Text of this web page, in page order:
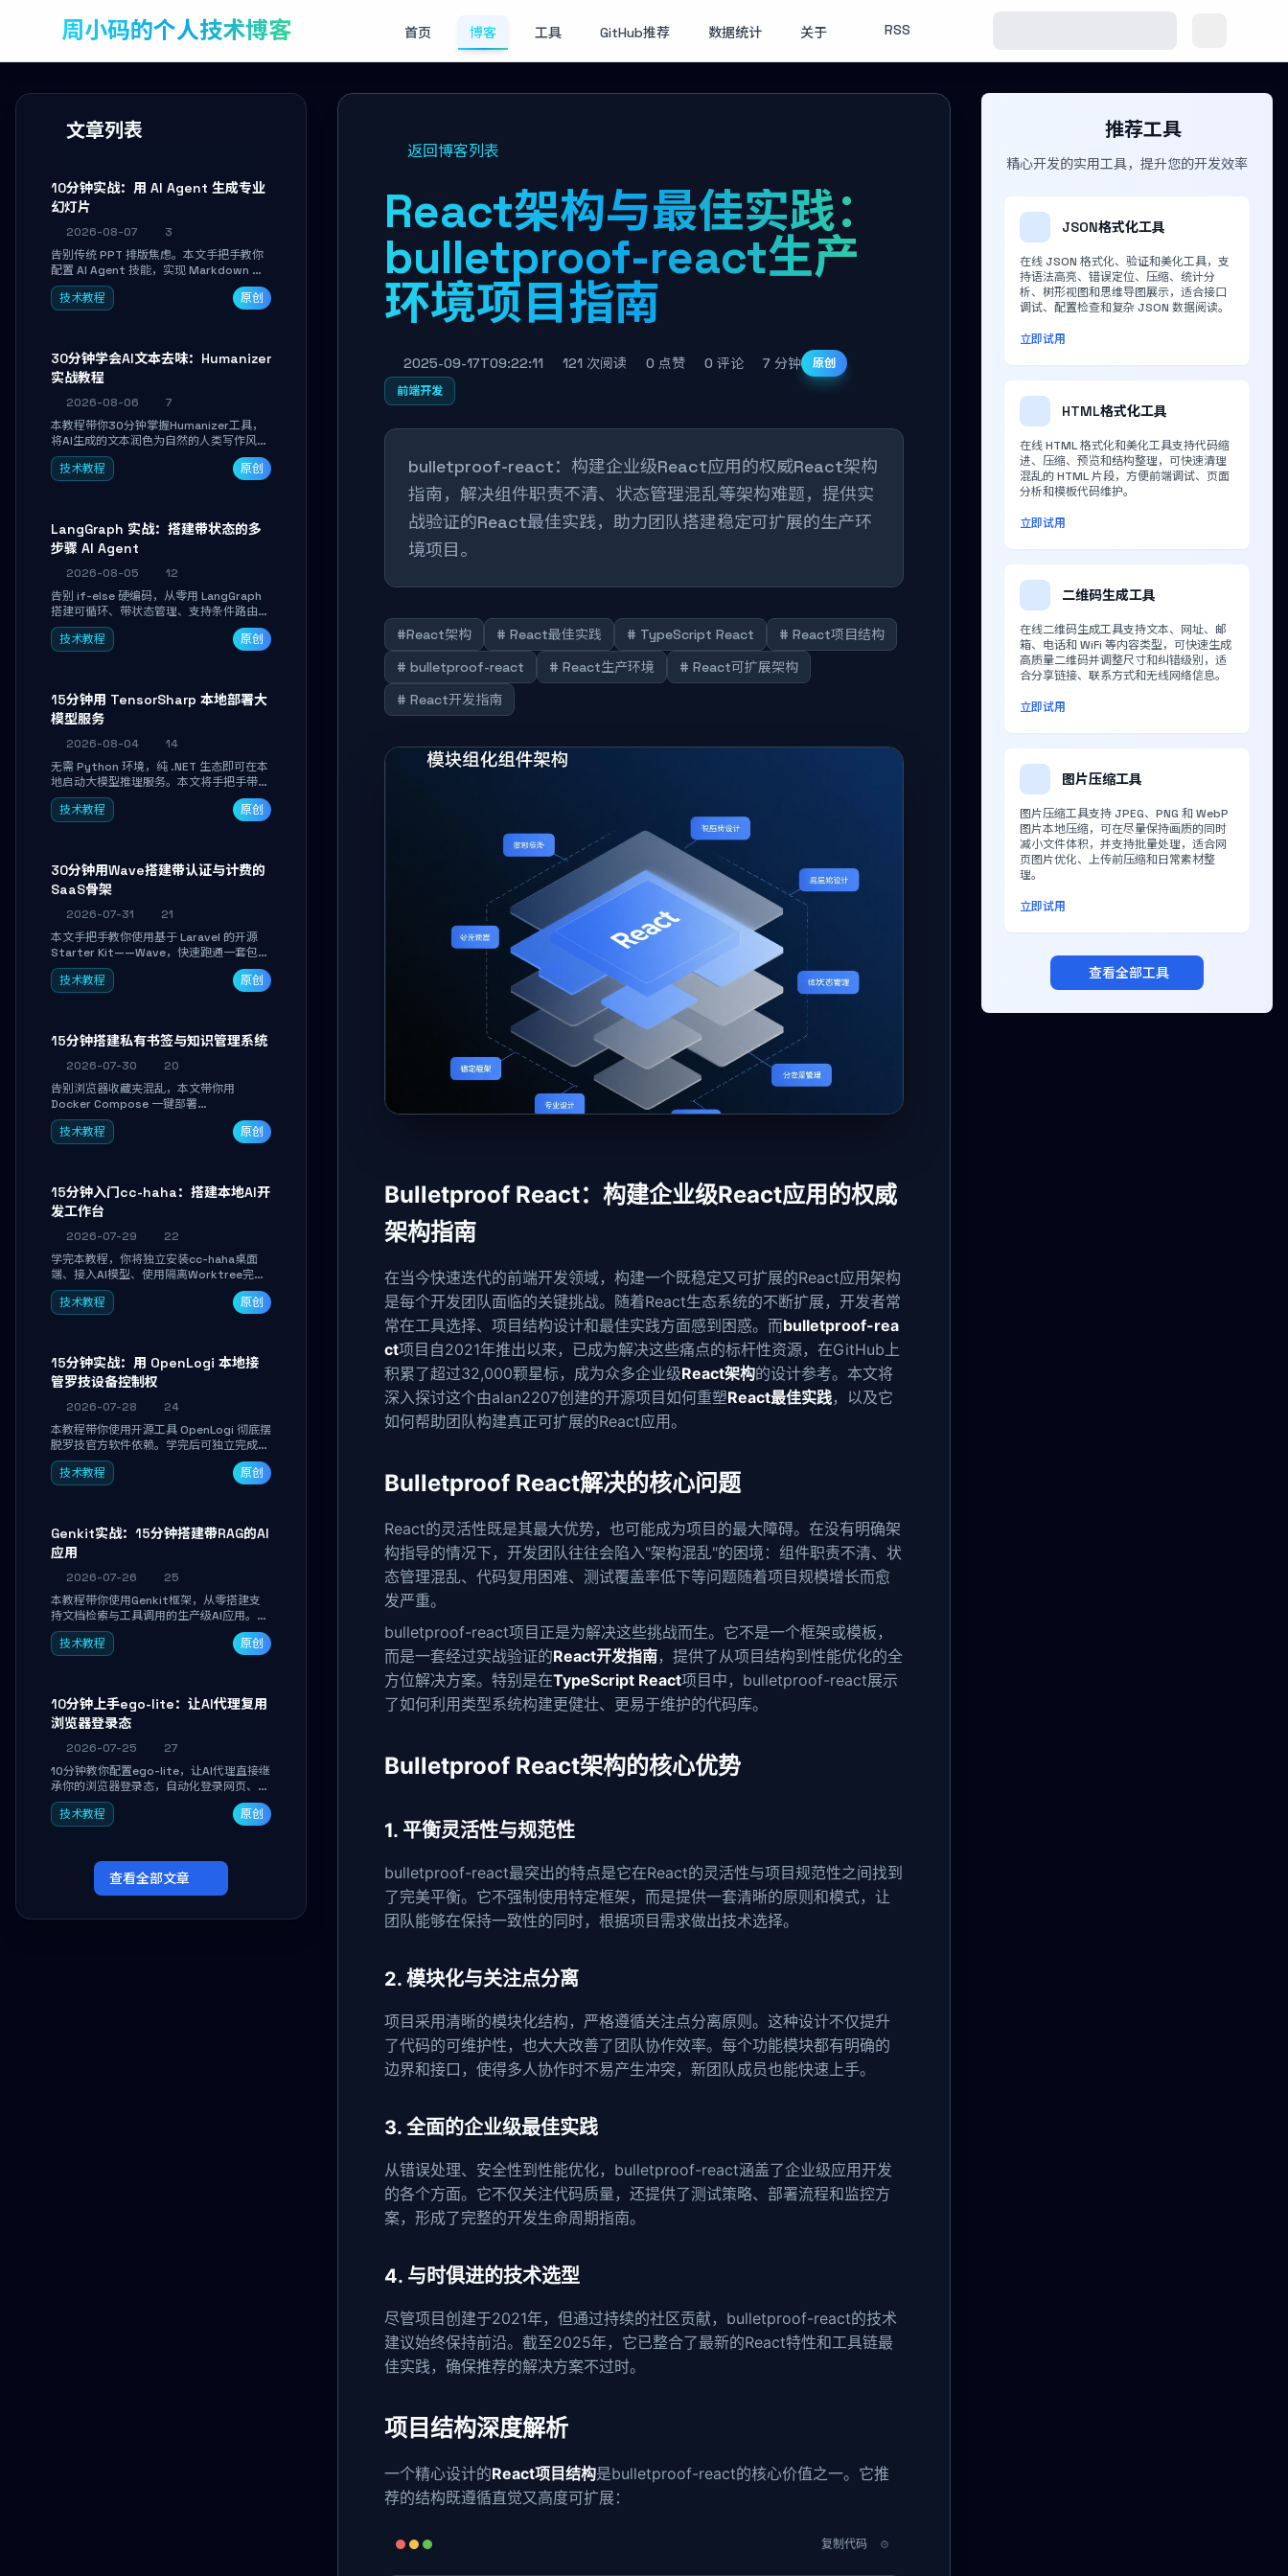
周小码的个人技术博客 首页 博客 工具 GitHub推荐 数据统计 关于 RSS
文章列表
10分钟实战：用 AI Agent 生成专业
幻灯片
2026-08-07
3
告别传统 PPT 排版焦虑。本文手把手教你
配置 AI Agent 技能，实现 Markdown 内
容自动转为带高级排版、AI 配图与 WebGL
运行时的 HTML 幻灯片。只需专注内容，
技术教程 原创
30分钟学会AI文本去味：Humanizer
实战教程
2026-08-06
7
本教程带你30分钟掌握Humanizer工具，
将AI生成的文本润色为自然的人类写作风
格。通过安装配置、实战示例和语音校准，
让你的内容告别AI痕迹，匹配个人写作习
技术教程 原创
LangGraph 实战：搭建带状态的多
步骤 AI Agent
2026-08-05
12
告别 if-else 硬编码，从零用 LangGraph
搭建可循环、带状态管理、支持条件路由的
多步骤 AI 代理。学完能独立编写包含自动
决策、工具调用和持久化状态的复杂工作
技术教程 原创
15分钟用 TensorSharp 本地部署大
模型服务
2026-08-04
14
无需 Python 环境，纯 .NET 生态即可在本
地启动大模型推理服务。本文将手把手带你
下载模型、配置 GPU 加速、启动 OpenAI
兼容 API，并在 C# 业务代码中无缝调用。
技术教程 原创
30分钟用Wave搭建带认证与计费的
SaaS骨架
2026-07-31
21
本文手把手教你使用基于 Laravel 的开源
Starter Kit——Wave，快速跑通一套包含
用户认证、订阅计费、角色权限和后台管理
的完整 SaaS 骨架。附带 Stripe 测试支付
技术教程 原创
15分钟搭建私有书签与知识管理系统
2026-07-30
20
告别浏览器收藏夹混乱，本文带你用
Docker Compose 一键部署
Linkwarden。15 分钟完成私有书签系统搭
建，掌握网页快照归档、高亮批注、分类管
技术教程 原创
15分钟入门cc-haha：搭建本地AI开
发工作台
2026-07-29
22
学完本教程，你将独立安装cc-haha桌面
端、接入AI模型、使用隔离Worktree完成
真实开发任务，并通过Diff审阅面板安全落
地AI代码改写。告别终端黑盒操作，让AI在
技术教程 原创
15分钟实战：用 OpenLogi 本地接
管罗技设备控制权
2026-07-28
24
本教程带你使用开源工具 OpenLogi 彻底摆
脱罗技官方软件依赖。学完后可独立完成设
备识别、按键重映射、DPI曲线配置与
SmartShift调节，实现完全离线控制，保
技术教程 原创
Genkit实战：15分钟搭建带RAG的AI
应用
2026-07-26
25
本教程带你使用Genkit框架，从零搭建支
持文档检索与工具调用的生产级AI应用。通
过环境配置、核心代码编写与调试避坑指
南，学完即可掌握多模型切换、RAG管道构
技术教程 原创
10分钟上手ego-lite：让AI代理复用
浏览器登录态
2026-07-25
27
10分钟教你配置ego-lite，让AI代理直接继
承你的浏览器登录态，自动化登录网页、抓
取数据，无需分享密码，多任务并行不干扰
日常使用。
技术教程 原创
查看全部文章
返回博客列表
React架构与最佳实践：
bulletproof-react生产
环境项目指南
2025-09-17T09:22:11 121 次阅读 0 点赞 0 评论 7 分钟
原创
前端开发
bulletproof-react：构建企业级React应用的权威React架构
指南，解决组件职责不清、状态管理混乱等架构难题，提供实
战验证的React最佳实践，助力团队搭建稳定可扩展的生产环
境项目。
#React架构 # React最佳实践 # TypeScript React
# React项目结构
# bulletproof-react
# React生产环境
# React可扩展架构
# React开发指南
Bulletproof React：构建企业级React应用的权威
架构指南
在当今快速迭代的前端开发领域，构建一个既稳定又可扩展的React应用架构
是每个开发团队面临的关键挑战。随着React生态系统的不断扩展，开发者常
常在工具选择、项目结构设计和最佳实践方面感到困惑。而bulletproof-rea
ct项目自2021年推出以来，已成为解决这些痛点的标杆性资源，在GitHub上
积累了超过32,000颗星标，成为众多企业级React架构的设计参考。本文将
深入探讨这个由alan2207创建的开源项目如何重塑React最佳实践，以及它
如何帮助团队构建真正可扩展的React应用。
Bulletproof React解决的核心问题
React的灵活性既是其最大优势，也可能成为项目的最大障碍。在没有明确架
构指导的情况下，开发团队往往会陷入"架构混乱"的困境：组件职责不清、状
态管理混乱、代码复用困难、测试覆盖率低下等问题随着项目规模增长而愈
发严重。
bulletproof-react项目正是为解决这些挑战而生。它不是一个框架或模板，
而是一套经过实战验证的React开发指南，提供了从项目结构到性能优化的全
方位解决方案。特别是在TypeScript React项目中，bulletproof-react展示
了如何利用类型系统构建更健壮、更易于维护的代码库。
Bulletproof React架构的核心优势
1. 平衡灵活性与规范性
bulletproof-react最突出的特点是它在React的灵活性与项目规范性之间找到
了完美平衡。它不强制使用特定框架，而是提供一套清晰的原则和模式，让
团队能够在保持一致性的同时，根据项目需求做出技术选择。
2. 模块化与关注点分离
项目采用清晰的模块化结构，严格遵循关注点分离原则。这种设计不仅提升
了代码的可维护性，也大大改善了团队协作效率。每个功能模块都有明确的
边界和接口，使得多人协作时不易产生冲突，新团队成员也能快速上手。
3. 全面的企业级最佳实践
从错误处理、安全性到性能优化，bulletproof-react涵盖了企业级应用开发
的各个方面。它不仅关注代码质量，还提供了测试策略、部署流程和监控方
案，形成了完整的开发生命周期指南。
4. 与时俱进的技术选型
尽管项目创建于2021年，但通过持续的社区贡献，bulletproof-react的技术
建议始终保持前沿。截至2025年，它已整合了最新的React特性和工具链最
佳实践，确保推荐的解决方案不过时。
项目结构深度解析
一个精心设计的React项目结构是bulletproof-react的核心价值之一。它推
荐的结构既遵循直觉又高度可扩展：
复制代码
推荐工具
精心开发的实用工具，提升您的开发效率
JSON格式化工具
在线 JSON 格式化、验证和美化工具，支
持语法高亮、错误定位、压缩、统计分
析、树形视图和思维导图展示，适合接口
调试、配置检查和复杂 JSON 数据阅读。
立即试用
HTML格式化工具
在线 HTML 格式化和美化工具支持代码缩
进、压缩、预览和结构整理，可快速清理
混乱的 HTML 片段，方便前端调试、页面
分析和模板代码维护。
立即试用
二维码生成工具
在线二维码生成工具支持文本、网址、邮
箱、电话和 WiFi 等内容类型，可快速生成
高质量二维码并调整尺寸和纠错级别，适
合分享链接、联系方式和无线网络信息。
立即试用
图片压缩工具
图片压缩工具支持 JPEG、PNG 和 WebP
图片本地压缩，可在尽量保持画质的同时
减小文件体积，并支持批量处理，适合网
页图片优化、上传前压缩和日常素材整
理。
立即试用
查看全部工具